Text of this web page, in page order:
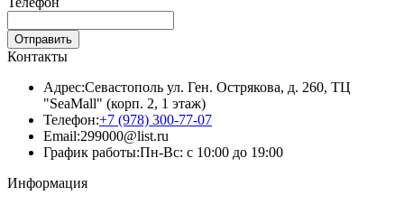
Отправить
Контакты
Адрес:Севастополь ул. Ген. Острякова, д. 260, ТЦ
"SeaMall" (корп. 2, 1 этаж)
Телефон:+7 (978) 300-77-07
Email:299000@list.ru
График работы:Пн-Вс: с 10:00 до 19:00
Информация